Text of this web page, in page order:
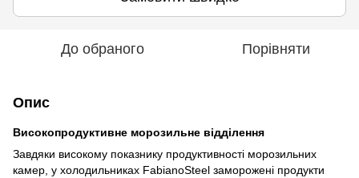
До обраного Порівняти
Опис
Високопродуктивне морозильне відділення
Завдяки високому показнику продуктивності морозильних
камер, у холодильниках FabianoSteel заморожені продукти